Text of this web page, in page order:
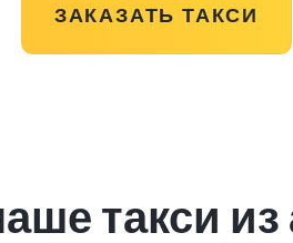
ЗАКАЗАТЬ ТАКСИ
такси